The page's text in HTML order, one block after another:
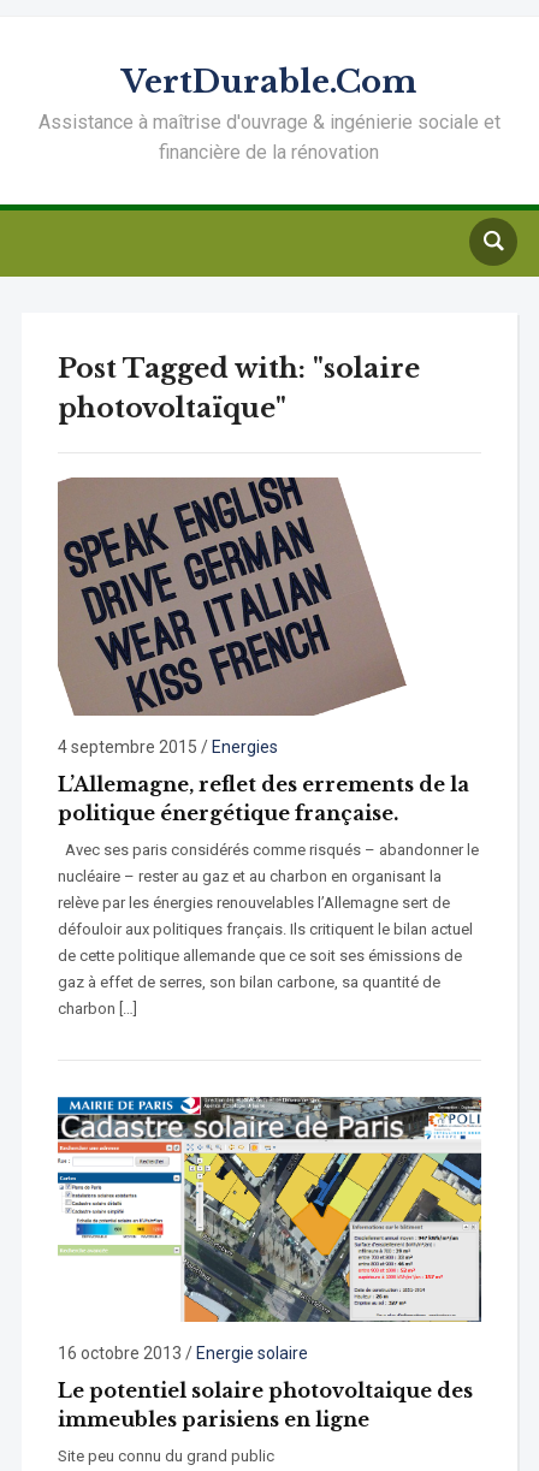
VertDurable.Com
Assistance à maîtrise d'ouvrage & ingénierie sociale et
financière de la rénovation
Post Tagged with: "solaire
photovoltaïque"
4 septembre 2015 / Energies
L’Allemagne, reflet des errements de la
politique énergétique française.
Avec ses paris considérés comme risqués – abandonner le
nucléaire – rester au gaz et au charbon en organisant la
relève par les énergies renouvelables l’Allemagne sert de
défouloir aux politiques français. Ils critiquent le bilan actuel
de cette politique allemande que ce soit ses émissions de
gaz à effet de serres, son bilan carbone, sa quantité de
charbon […]
16 octobre 2013 / Energie solaire
Le potentiel solaire photovoltaique des
immeubles parisiens en ligne
Site peu connu du grand public